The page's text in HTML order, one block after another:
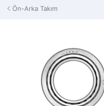
Ön-Arka Takım